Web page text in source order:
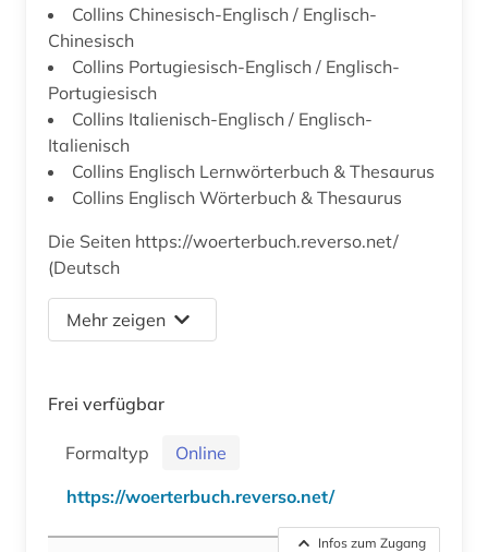
Collins Chinesisch-Englisch / Englisch-
Chinesisch
Collins Portugiesisch-Englisch / Englisch-
Portugiesisch
Collins Italienisch-Englisch / Englisch-
Italienisch
Collins Englisch Lernwörterbuch & Thesaurus
Collins Englisch Wörterbuch & Thesaurus
Die Seiten https://woerterbuch.reverso.net/
(Deutsch
Mehr zeigen
Frei verfügbar
Formaltyp
Online
https://woerterbuch.reverso.net/
Infos zum Zugang